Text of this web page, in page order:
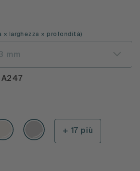
× larghezza × profondità)
mm
+ 17 più